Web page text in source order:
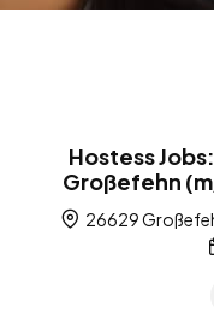
Hostess
Großefehn
26629